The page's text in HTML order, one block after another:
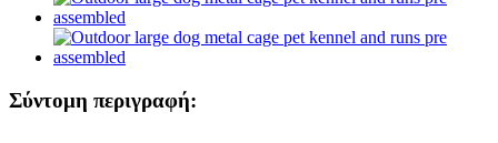
Σύντομη περιγραφή: